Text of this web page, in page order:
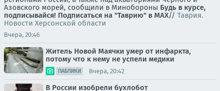
Азовского морей, сообщили в Минобороны Будь в курсе,
подписывайся! Подписаться на "Таврию" в MAX// Таврия.
Новости Херсонской области
Вчера, 20:46
Житель Новой Маячки умер от инфаркта,
потому что к нему не успели медики
ПАБЛИКИ Вчера, 20:42
В России изобрели бухлобот